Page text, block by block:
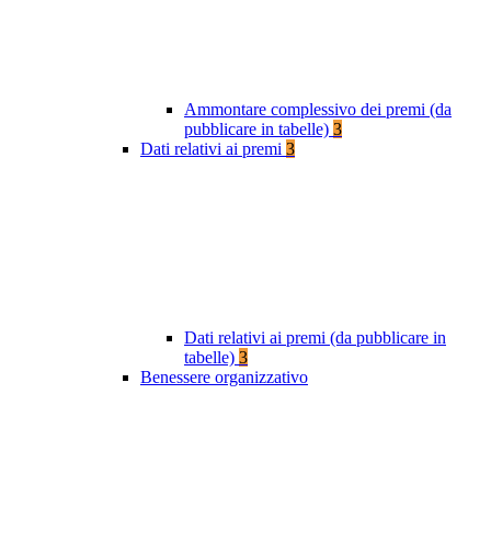
Ammontare complessivo dei premi (da
pubblicare in tabelle) 3
Dati relativi ai premi 3
Dati relativi ai premi (da pubblicare in
tabelle) 3
Benessere organizzativo